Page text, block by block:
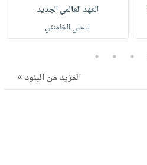
العهد العالمي الجديد
لـ علي الخامنئي
3
4
5
المزيد من البنود »